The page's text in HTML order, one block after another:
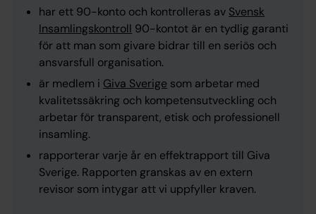
har ett 90-konto och kontrolleras av Svensk
Insamlingskontroll 90-kontot är en tydlig garanti
för att man som givare bidrar till en seriös och
ansvarsfull organisation.
är medlem i Giva Sverige som arbetar med
kvalitetssäkring och kompetensutveckling och
arbetar för transparent, etisk och professionell
insamling.
rapporterar varje år en effektrapport till Giva
Sverige. Rapporten granskas av en extern
revisor som intygar att vi uppfyller kraven.